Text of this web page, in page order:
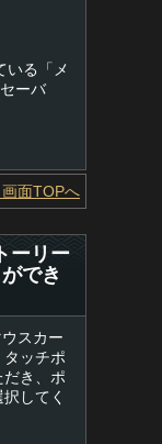
いる「メ
ーバ
面TOPへ
ーリー
でき
スカー
タッチポ
き、ポ
してく